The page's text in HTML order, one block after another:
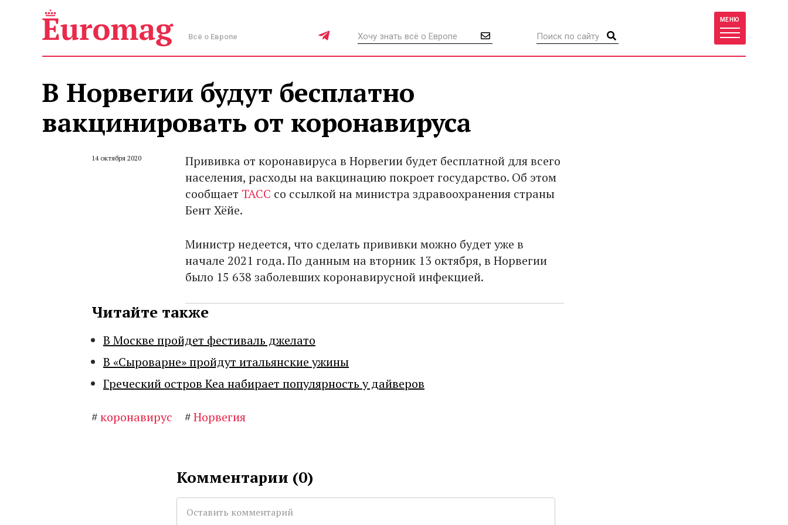
Всё о Европе
МЕНЮ
В Норвегии будут бесплатно
вакцинировать от коронавируса
14 октября 2020
Прививка от коронавируса в Норвегии будет бесплатной для всего
населения, расходы на вакцинацию покроет государство. Об этом
сообщает ТАСС со ссылкой на министра здравоохранения страны
Бент Хёйе.
Министр недеется, что сделать прививки можно будет уже в
начале 2021 года. По данным на вторник 13 октября, в Норвегии
было 15 638 заболевших коронавирусной инфекцией.
Читайте также
В Москве пройдет фестиваль джелато
В «Сыроварне» пройдут итальянские ужины
Греческий остров Кеа набирает популярность у дайверов
#коронавирус #Норвегия
Комментарии (0)